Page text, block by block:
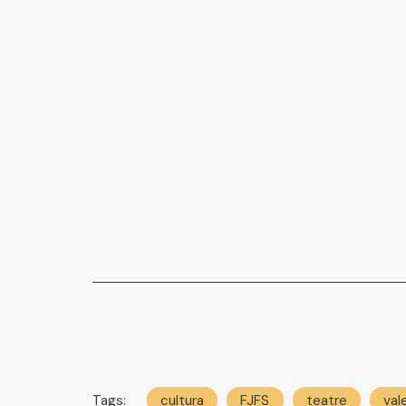
Tags: cultura FJFS teatre